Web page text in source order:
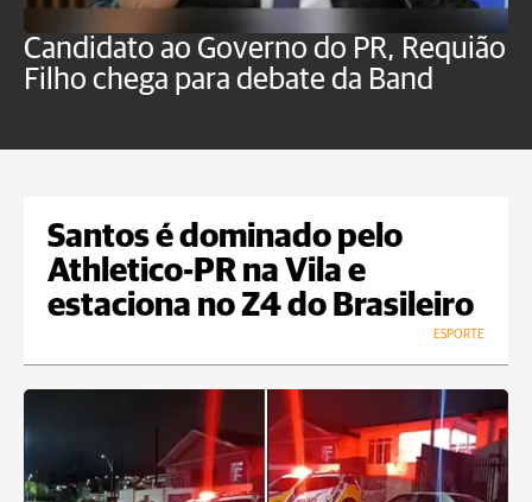
Candidato ao Governo do PR, Requião
Filho chega para debate da Band
Santos é dominado pelo
Athletico-PR na Vila e
estaciona no Z4 do Brasileiro
ESPORTE